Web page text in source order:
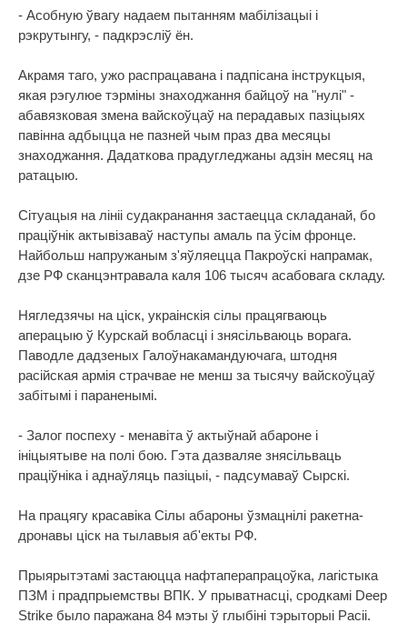
- Асобную ўвагу надаем пытанням мабілізацыі і
рэкрутынгу, - падкрэсліў ён.
Акрамя таго, ужо распрацавана і падпісана інструкцыя,
якая рэгулюе тэрміны знаходжання байцоў на "нулі" -
абавязковая змена вайскоўцаў на перадавых пазіцыях
павінна адбыцца не пазней чым праз два месяцы
знаходжання. Дадаткова прадугледжаны адзін месяц на
ратацыю.
Сітуацыя на лініі судакранання застаецца складанай, бо
праціўнік актывізаваў наступы амаль па ўсім фронце.
Найбольш напружаным з'яўляецца Пакроўскі напрамак,
дзе РФ сканцэнтравала каля 106 тысяч асабовага складу.
Нягледзячы на ціск, украінскія сілы працягваюць
аперацыю ў Курскай вобласці і знясільваюць ворага.
Паводле дадзеных Галоўнакамандуючага, штодня
расійская армія страчвае не менш за тысячу вайскоўцаў
забітымі і параненымі.
- Залог поспеху - менавіта ў актыўнай абароне і
ініцыятыве на полі бою. Гэта дазваляе знясільваць
праціўніка і аднаўляць пазіцыі, - падсумаваў Сырскі.
На працягу красавіка Сілы абароны ўзмацнілі ракетна-
дронавы ціск на тылавыя аб'екты РФ.
Прыярытэтамі застаюцца нафтаперапрацоўка, лагістыка
ПЗМ і прадпрыемствы ВПК. У прыватнасці, сродкамі Deep
Strike было паражана 84 мэты ў глыбіні тэрыторыі Расіі.